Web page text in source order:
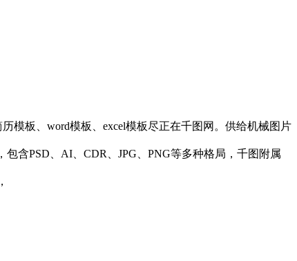
板、word模板、excel模板尽正在千图网。供给机械图片
含PSD、AI、CDR、JPG、PNG等多种格局，千图附属